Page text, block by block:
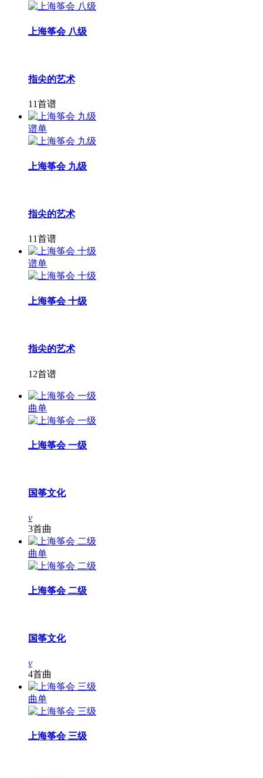
上海筝会 八级
指尖的艺术
11首谱
谱单
上海筝会 九级
指尖的艺术
11首谱
谱单
上海筝会 十级
指尖的艺术
12首谱
曲单
上海筝会 一级
国筝文化
v
3首曲
曲单
上海筝会 二级
国筝文化
v
4首曲
曲单
上海筝会 三级